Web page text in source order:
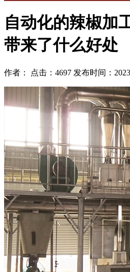
自动化的辣椒加
带来了什么好处
作者： 点击：4697 发布时间：